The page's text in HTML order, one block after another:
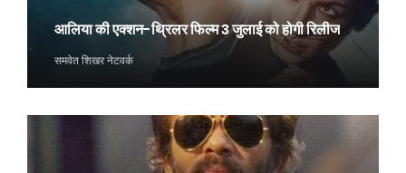
आलिया की एक्शन-थ्रिलर फिल्म 3 जुलाई को होगी रिलीज
समवेत शिखर नेटवर्क